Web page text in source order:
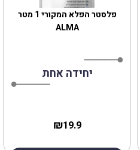
פלסטר הפלא המקורי 1 מטר
ALMA
יחידה אחת
19.9
₪